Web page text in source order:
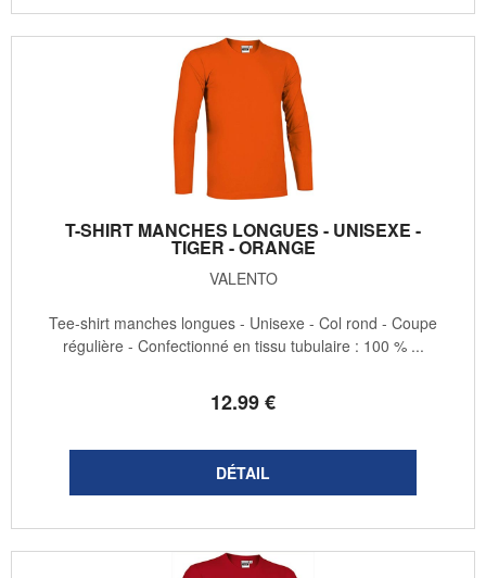
T-SHIRT MANCHES LONGUES - UNISEXE -
TIGER - ORANGE
VALENTO
12.99€
Tee-shirt manches longues - Unisexe - Col rond - Coupe
régulière - Confectionné en tissu tubulaire : 100 % ...